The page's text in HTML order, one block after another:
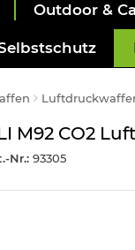
Outdoor &
M92 CO2
Nr.: 93305